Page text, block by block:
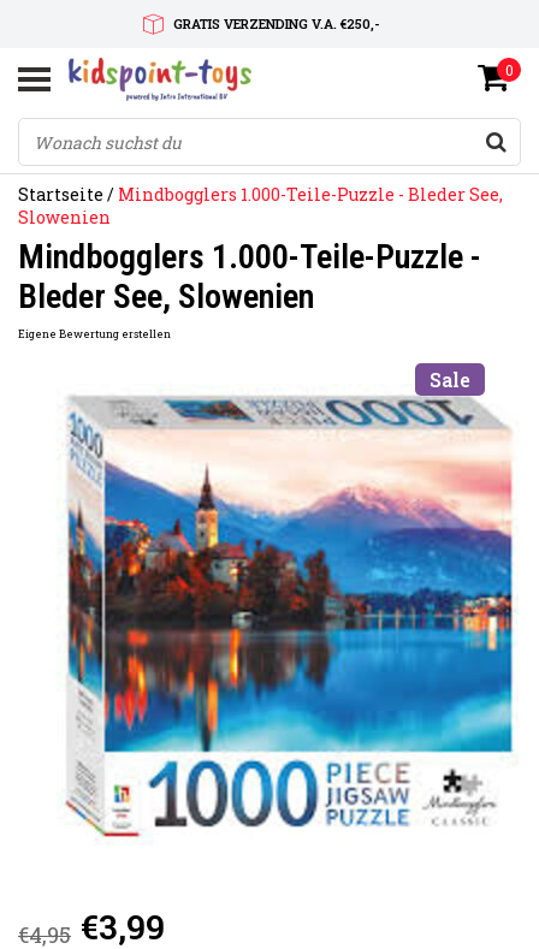
GRATIS VERZENDING V.A. €250,-
SNELLE LEVERTIJD
SERVICE OP MAAT
0
Startseite / Mindbogglers 1.000-Teile-Puzzle - Bleder See,
Slowenien
Mindbogglers 1.000-Teile-Puzzle -
Bleder See, Slowenien
Eigene Bewertung erstellen
Sale
€4,95 €3,99